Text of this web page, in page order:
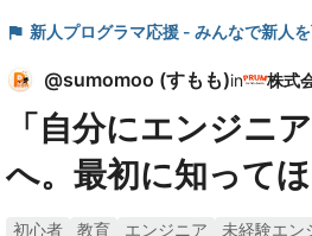
flag 新人プログラマ応援 - みんなで新人
@sumomoo (すもも)in
「自分にエンジニ
へ。最初に知って
初心者 教育 エンジニア
未経験エン